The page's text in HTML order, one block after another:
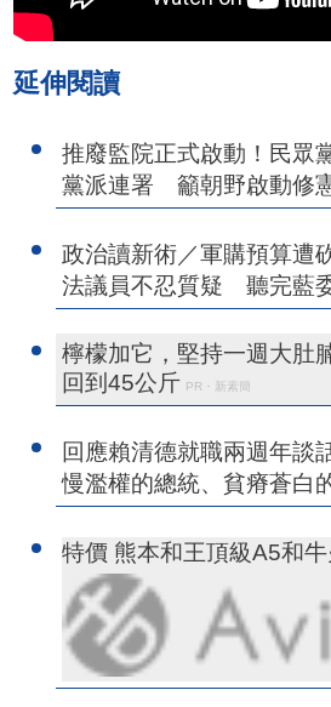
延伸閱讀
推廢監院正式啟動！民眾
黨派連署 籲朝野啟動修
政治讀新術／軍購預算遭
法議員不忍質疑 聽完藍
檸檬加它，堅持一週大肚
回到45公斤 PR・新素簡
回應賴清德就職兩週年
慢濫權的總統、貧瘠蒼白
特價 熊本和王頂級A5和